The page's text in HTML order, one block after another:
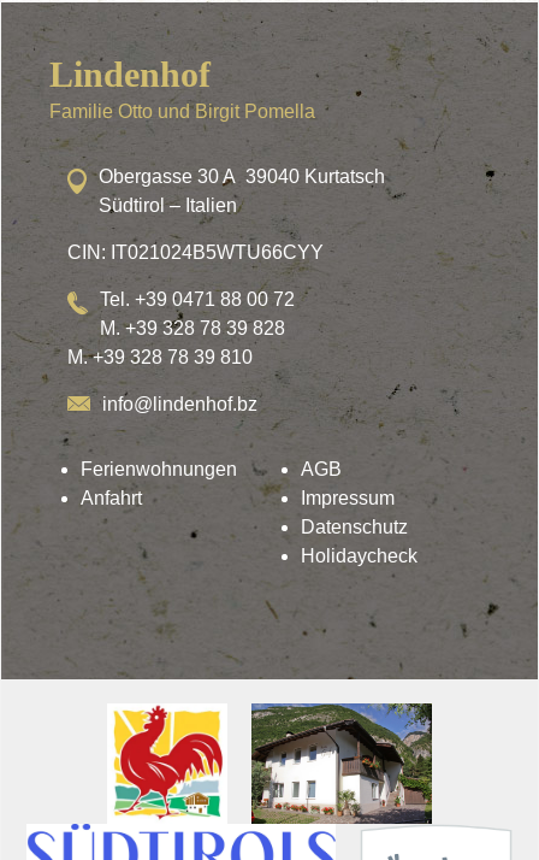
Lindenhof
Familie Otto und Birgit Pomella
Obergasse 30 A 39040 Kurtatsch
Südtirol – Italien
CIN: IT021024B5WTU66CYY
Tel. +39 0471 88 00 72
M. +39 328 78 39 828
M. +39 328 78 39 810
info@lindenhof.bz
Ferienwohnungen
Anfahrt
AGB
Impressum
Datenschutz
Holidaycheck
Lindenhof